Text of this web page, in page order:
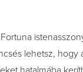
lehetsz, hogy